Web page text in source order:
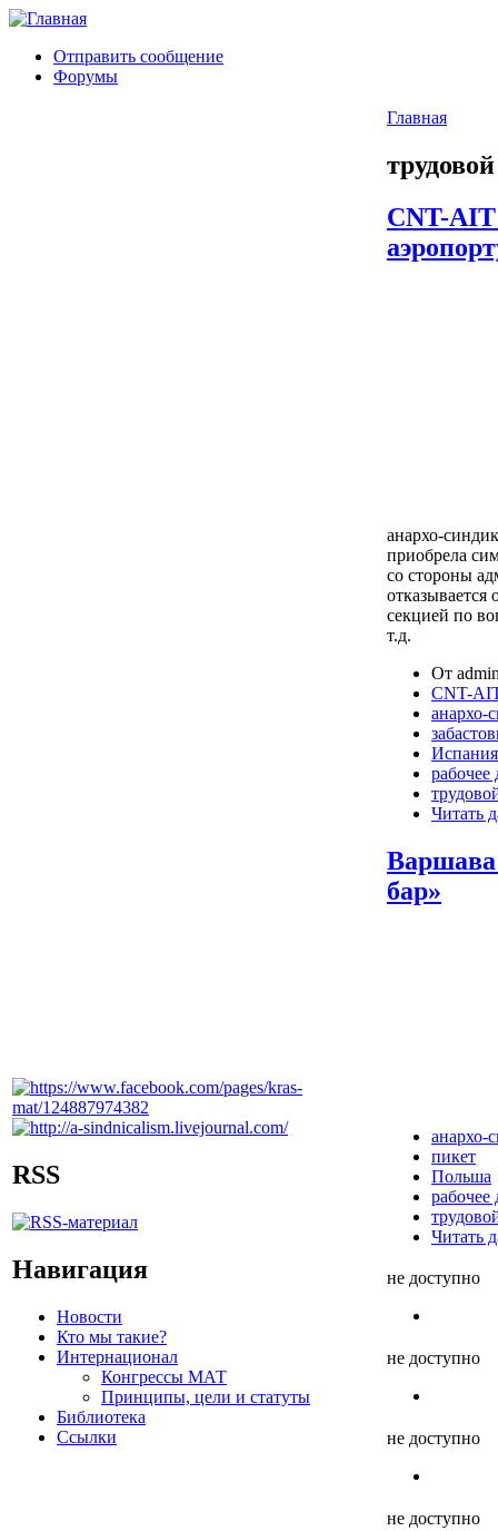
Отправить сообщение
Форумы
RSS
Навигация
Новости
Кто мы такие?
Интернационал
Конгрессы МАТ
Принципы, цели и статуты
Библиотека
Ссылки
Главная
CNT-AIT
анархо-
приобрела
со стороны
отказывается
секцией по
т.д.
От
CNT-
анархо-
Испания
Читать
бар»
анархо-
пикет
Польша
Читать
не доступно
не доступно
не доступно
не доступно